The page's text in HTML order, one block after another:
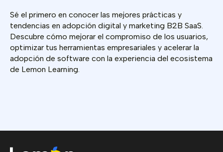
Sé el primero en conocer las mejores prácticas y
tendencias en adopción digital y marketing B2B SaaS.
Descubre cómo mejorar el compromiso de los usuarios,
optimizar tus herramientas empresariales y acelerar la
adopción de software con la experiencia del ecosistema
de Lemon Learning.